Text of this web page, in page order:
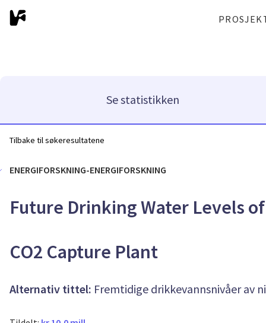
Se statistikken
Tilbake til søkeresultatene
ENERGIFORSKNING-ENERGIFORSKNING
Future Drinking Water Levels
CO2 Capture Plant
Alternativ tittel: Fremtidige drikkevannsnivåer av